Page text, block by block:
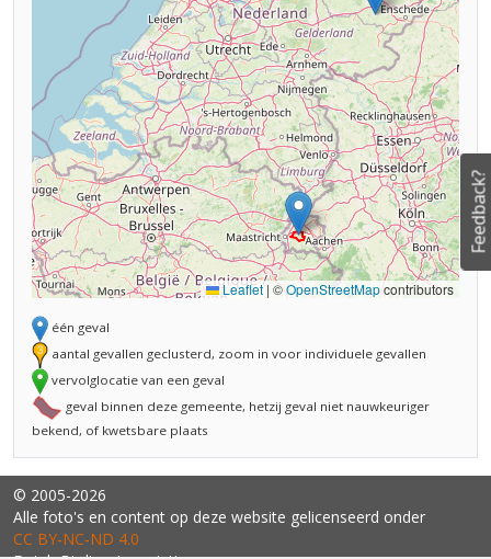
Leaflet | ©OpenStreetMapcontributors
één geval
aantal gevallen geclusterd, zoom in voor individuele gevallen
vervolglocatie van een geval
geval binnen deze gemeente, hetzij geval niet nauwkeuriger
bekend, of kwetsbare plaats
© 2005-2026
Alle foto's en content op deze website gelicenseerd onder
CC BY‑NC‑ND 4.0
Feedback?